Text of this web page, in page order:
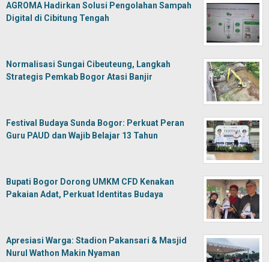
AGROMA Hadirkan Solusi Pengolahan Sampah
Digital di Cibitung Tengah
Normalisasi Sungai Cibeuteung, Langkah
Strategis Pemkab Bogor Atasi Banjir
Festival Budaya Sunda Bogor: Perkuat Peran
Guru PAUD dan Wajib Belajar 13 Tahun
Bupati Bogor Dorong UMKM CFD Kenakan
Pakaian Adat, Perkuat Identitas Budaya
Apresiasi Warga: Stadion Pakansari & Masjid
Nurul Wathon Makin Nyaman